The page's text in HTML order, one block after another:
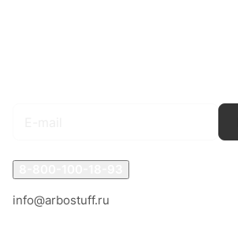
info@arbostuff.ru